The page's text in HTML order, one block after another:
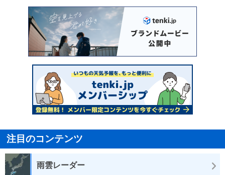
注目のコンテンツ
雨雲レーダー